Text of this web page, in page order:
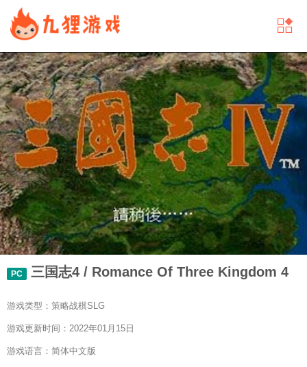
PC 三国志4 / Romance Of Three Kingdom 4
游戏类型：策略战棋SLG
游戏更新时间：2022年01月15日
游戏语言：简体中文版